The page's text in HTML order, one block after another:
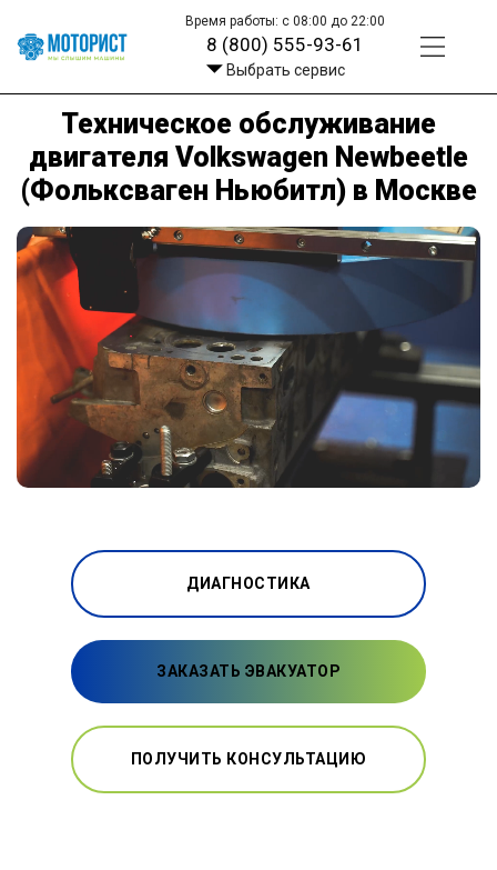
Время работы: с 08:00 до 22:00
8 (800) 555-93-61
Выбрать сервис
Техническое обслуживание
двигателя Volkswagen Newbeetle
(Фольксваген Ньюбитл) в Москве
ДИАГНОСТИКА
ЗАКАЗАТЬ ЭВАКУАТОР
ПОЛУЧИТЬ КОНСУЛЬТАЦИЮ